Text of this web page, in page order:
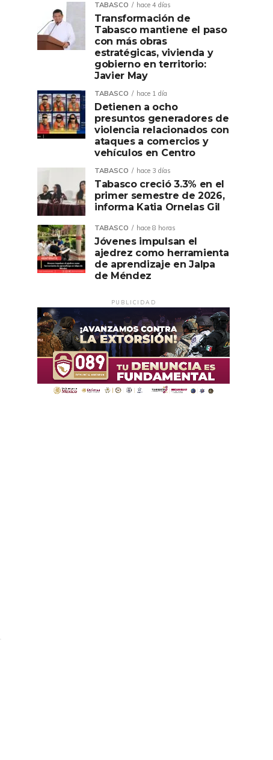
TABASCO hace 4 días
Transformación de
Tabasco mantiene el paso
con más obras
estratégicas, vivienda y
gobierno en territorio:
Javier May
TABASCO hace 1 día
Detienen a ocho
presuntos generadores de
violencia relacionados con
ataques a comercios y
vehículos en Centro
TABASCO hace 3 días
Tabasco creció 3.3% en el
primer semestre de 2026,
informa Katia Ornelas Gil
TABASCO hace 8 horas
Jóvenes impulsan el
ajedrez como herramienta
de aprendizaje en Jalpa
de Méndez
PUBLICIDAD